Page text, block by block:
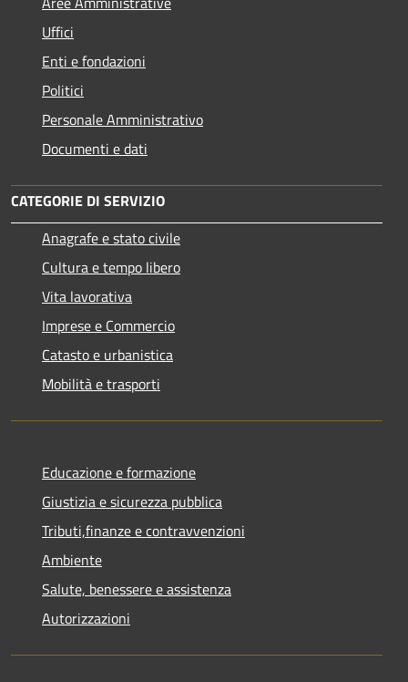
Uffici
Enti e fondazioni
Politici
Personale Amministrativo
Documenti e dati
CATEGORIE DI SERVIZIO
Anagrafe e stato civile
Cultura e tempo libero
Vita lavorativa
Imprese e Commercio
Catasto e urbanistica
Mobilità e trasporti
Educazione e formazione
Giustizia e sicurezza pubblica
Tributi,finanze e contravvenzioni
Ambiente
Salute, benessere e assistenza
Autorizzazioni